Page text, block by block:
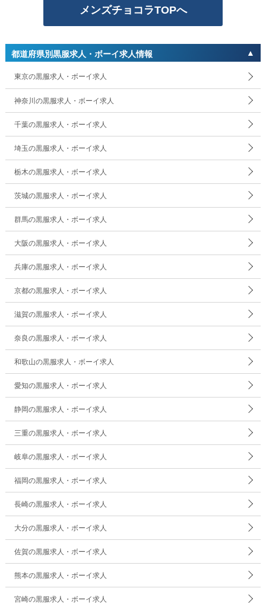
メンズチョコラTOPへ
都道府県別黒服求人・ボーイ求人情報
東京の黒服求人・ボーイ求人
神奈川の黒服求人・ボーイ求人
千葉の黒服求人・ボーイ求人
埼玉の黒服求人・ボーイ求人
栃木の黒服求人・ボーイ求人
茨城の黒服求人・ボーイ求人
群馬の黒服求人・ボーイ求人
大阪の黒服求人・ボーイ求人
兵庫の黒服求人・ボーイ求人
京都の黒服求人・ボーイ求人
滋賀の黒服求人・ボーイ求人
奈良の黒服求人・ボーイ求人
和歌山の黒服求人・ボーイ求人
愛知の黒服求人・ボーイ求人
静岡の黒服求人・ボーイ求人
三重の黒服求人・ボーイ求人
岐阜の黒服求人・ボーイ求人
福岡の黒服求人・ボーイ求人
長崎の黒服求人・ボーイ求人
大分の黒服求人・ボーイ求人
佐賀の黒服求人・ボーイ求人
熊本の黒服求人・ボーイ求人
宮崎の黒服求人・ボーイ求人